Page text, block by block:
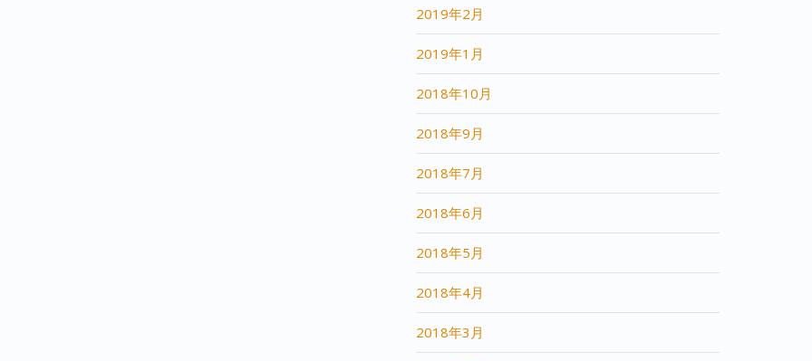
2019年2月
2019年1月
2018年10月
2018年9月
2018年7月
2018年6月
2018年5月
2018年4月
2018年3月